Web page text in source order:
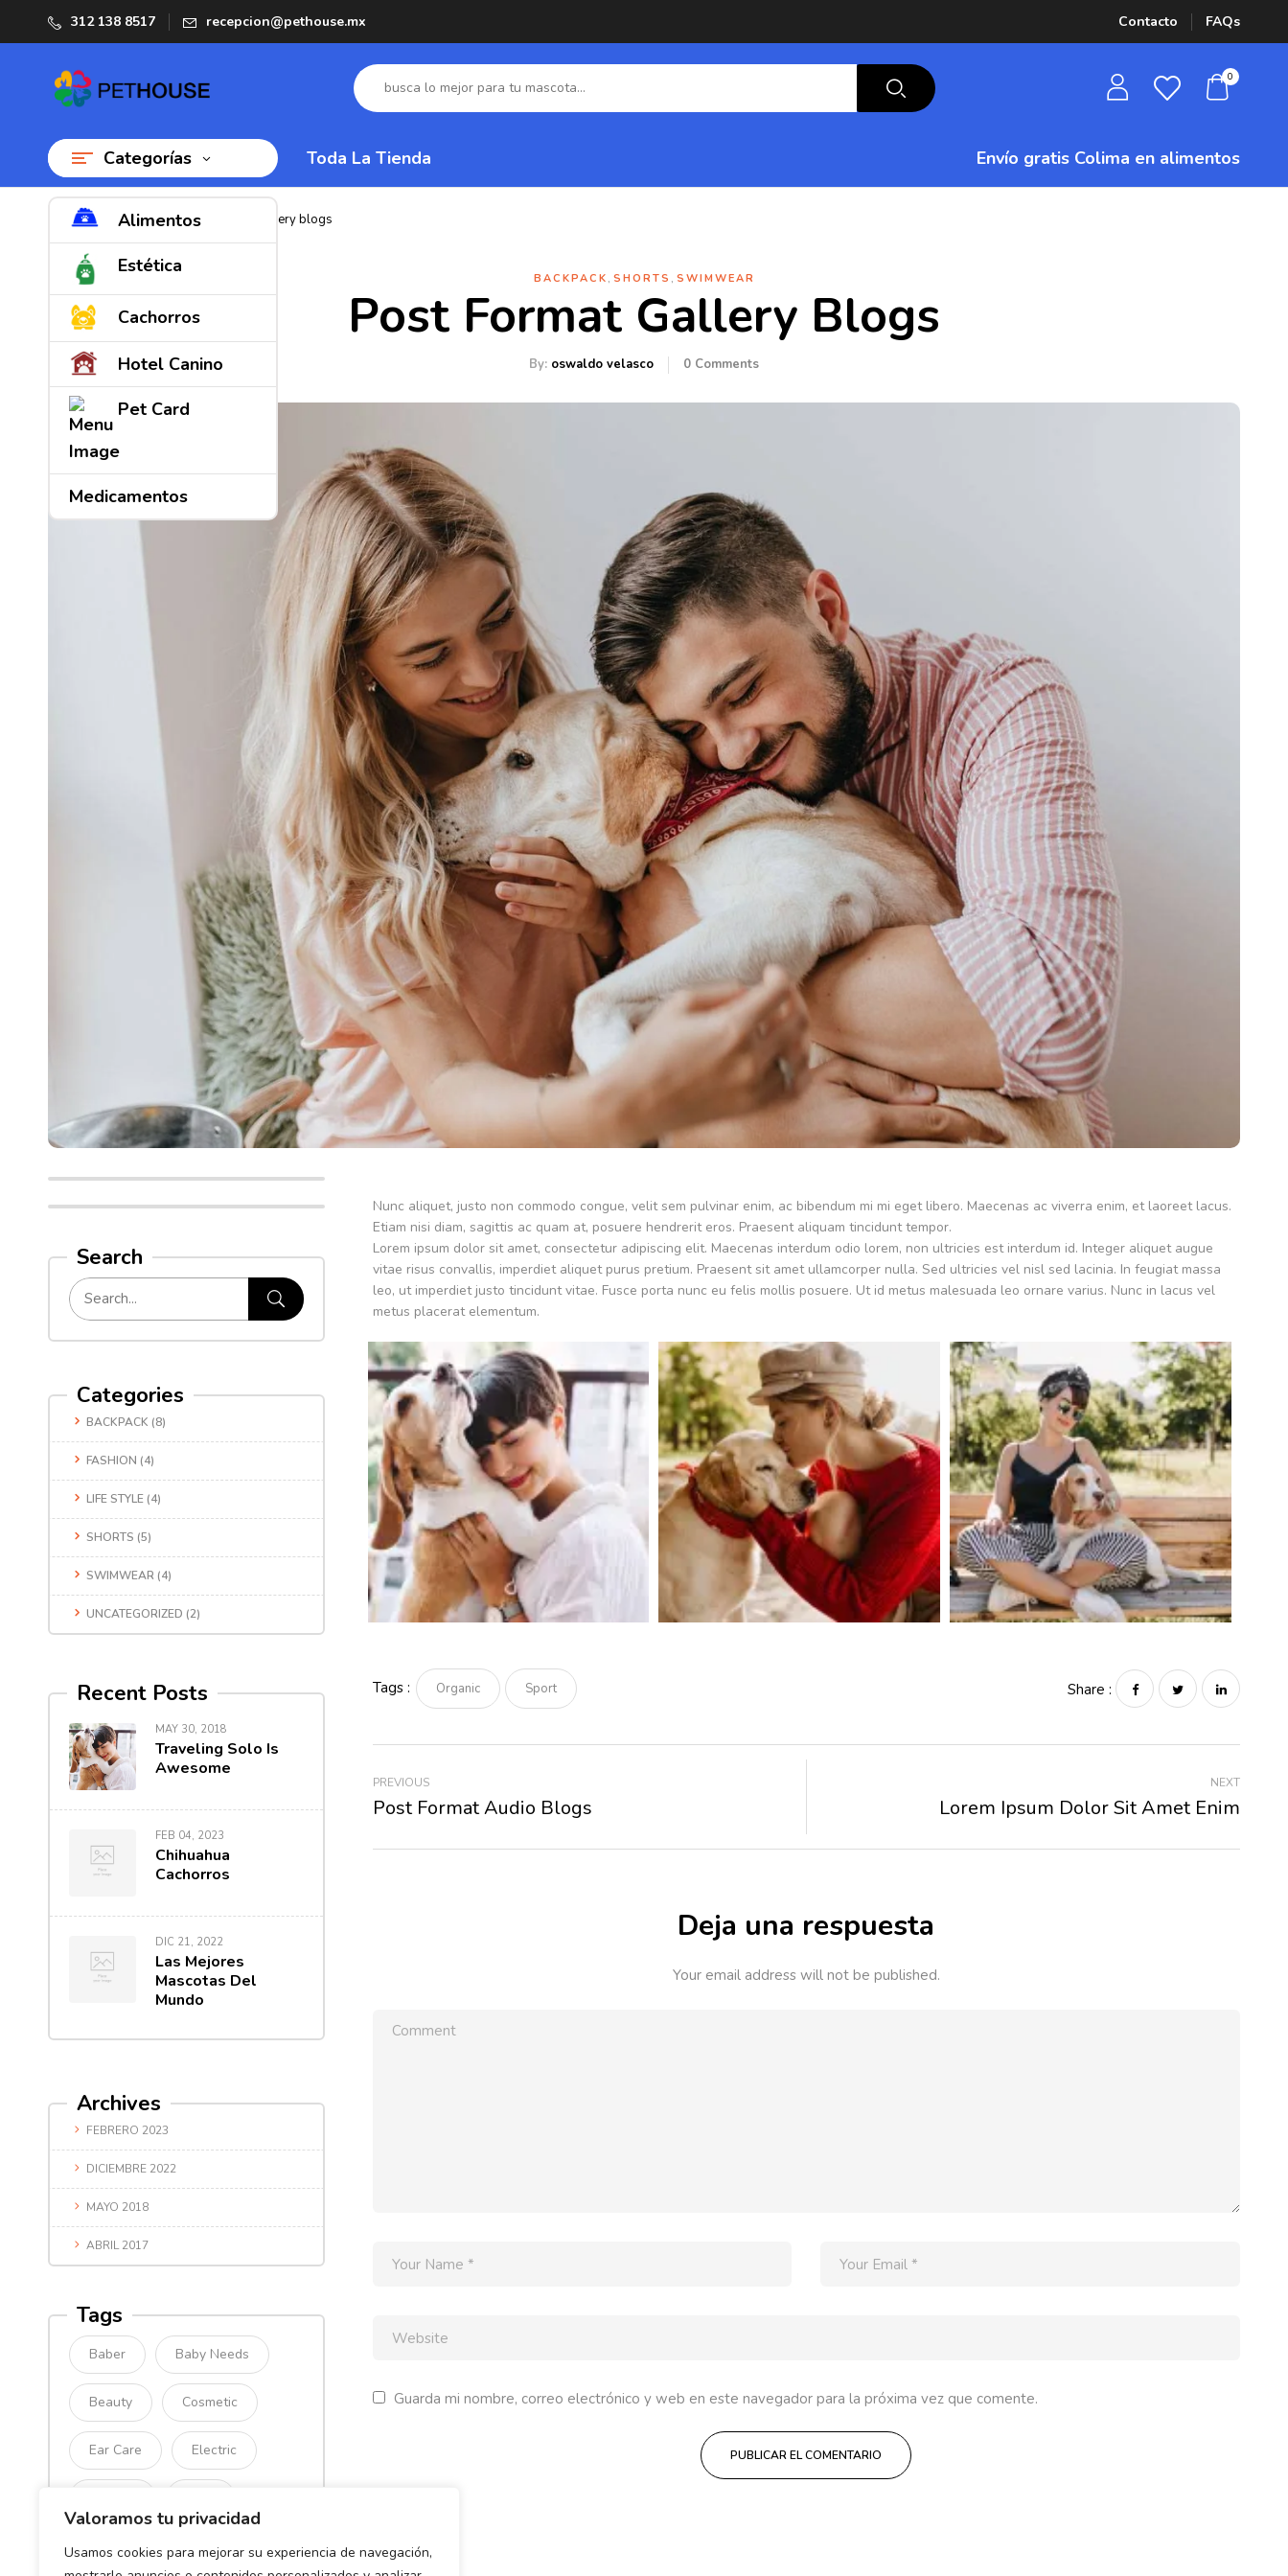
Valoramos tu privacidad
Usamos cookies para mejorar su experiencia de navegación,
312 138 8517 recepcion@pethouse.mx Contacto FAQs
0
Categorías
Alimentos
Estética
Cachorros
Hotel Canino
Pet Card
Medicamentos
Toda La Tienda Envío gratis Colima en alimentos
Home Backpack Post format gallery blogs
BACKPACK , SHORTS , SWIMWEAR
Post Format Gallery Blogs
By: oswaldo velasco 0 Comments
Search
Categories
BACKPACK (8)
FASHION (4)
LIFE STYLE (4)
SHORTS (5)
SWIMWEAR (4)
UNCATEGORIZED (2)
Recent Posts
MAY 30, 2018
Traveling Solo Is
Awesome
FEB 04, 2023
Chihuahua
Cachorros
DIC 21, 2022
Las Mejores
Mascotas Del
Mundo
Archives
FEBRERO 2023
DICIEMBRE 2022
MAYO 2018
ABRIL 2017
Tags
Baber Baby Needs
Beauty Cosmetic
Ear Care Electric
Medical
Nunc aliquet, justo non commodo congue, velit sem pulvinar enim, ac bibendum mi mi eget libero. Maecenas ac viverra enim, et laoreet lacus.
Etiam nisi diam, sagittis ac quam at, posuere hendrerit eros. Praesent aliquam tincidunt tempor.
Lorem ipsum dolor sit amet, consectetur adipiscing elit. Maecenas interdum odio lorem, non ultricies est interdum id. Integer aliquet augue
vitae risus convallis, imperdiet aliquet purus pretium. Praesent sit amet ullamcorper nulla. Sed ultricies vel nisl sed lacinia. In feugiat massa
leo, ut imperdiet justo tincidunt vitae. Fusce porta nunc eu felis mollis posuere. Ut id metus malesuada leo ornare varius. Nunc in lacus vel
metus placerat elementum.
Tags : Organic Sport Share :
PREVIOUS
Post Format Audio Blogs
NEXT
Lorem Ipsum Dolor Sit Amet Enim
Deja una respuesta
Your email address will not be published.
Guarda mi nombre, correo electrónico y web en este navegador para la próxima vez que comente.